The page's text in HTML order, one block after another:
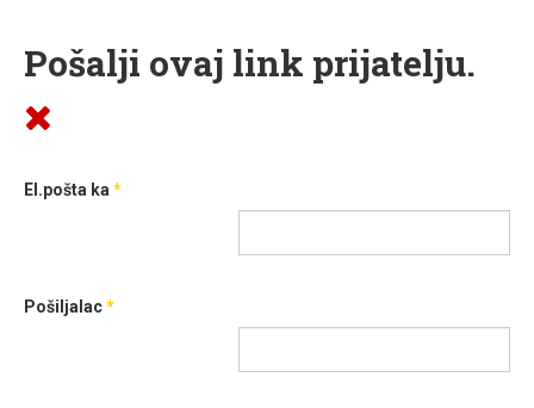
Pošalji ovaj link prijatelju.
El.pošta ka *
Pošiljalac*